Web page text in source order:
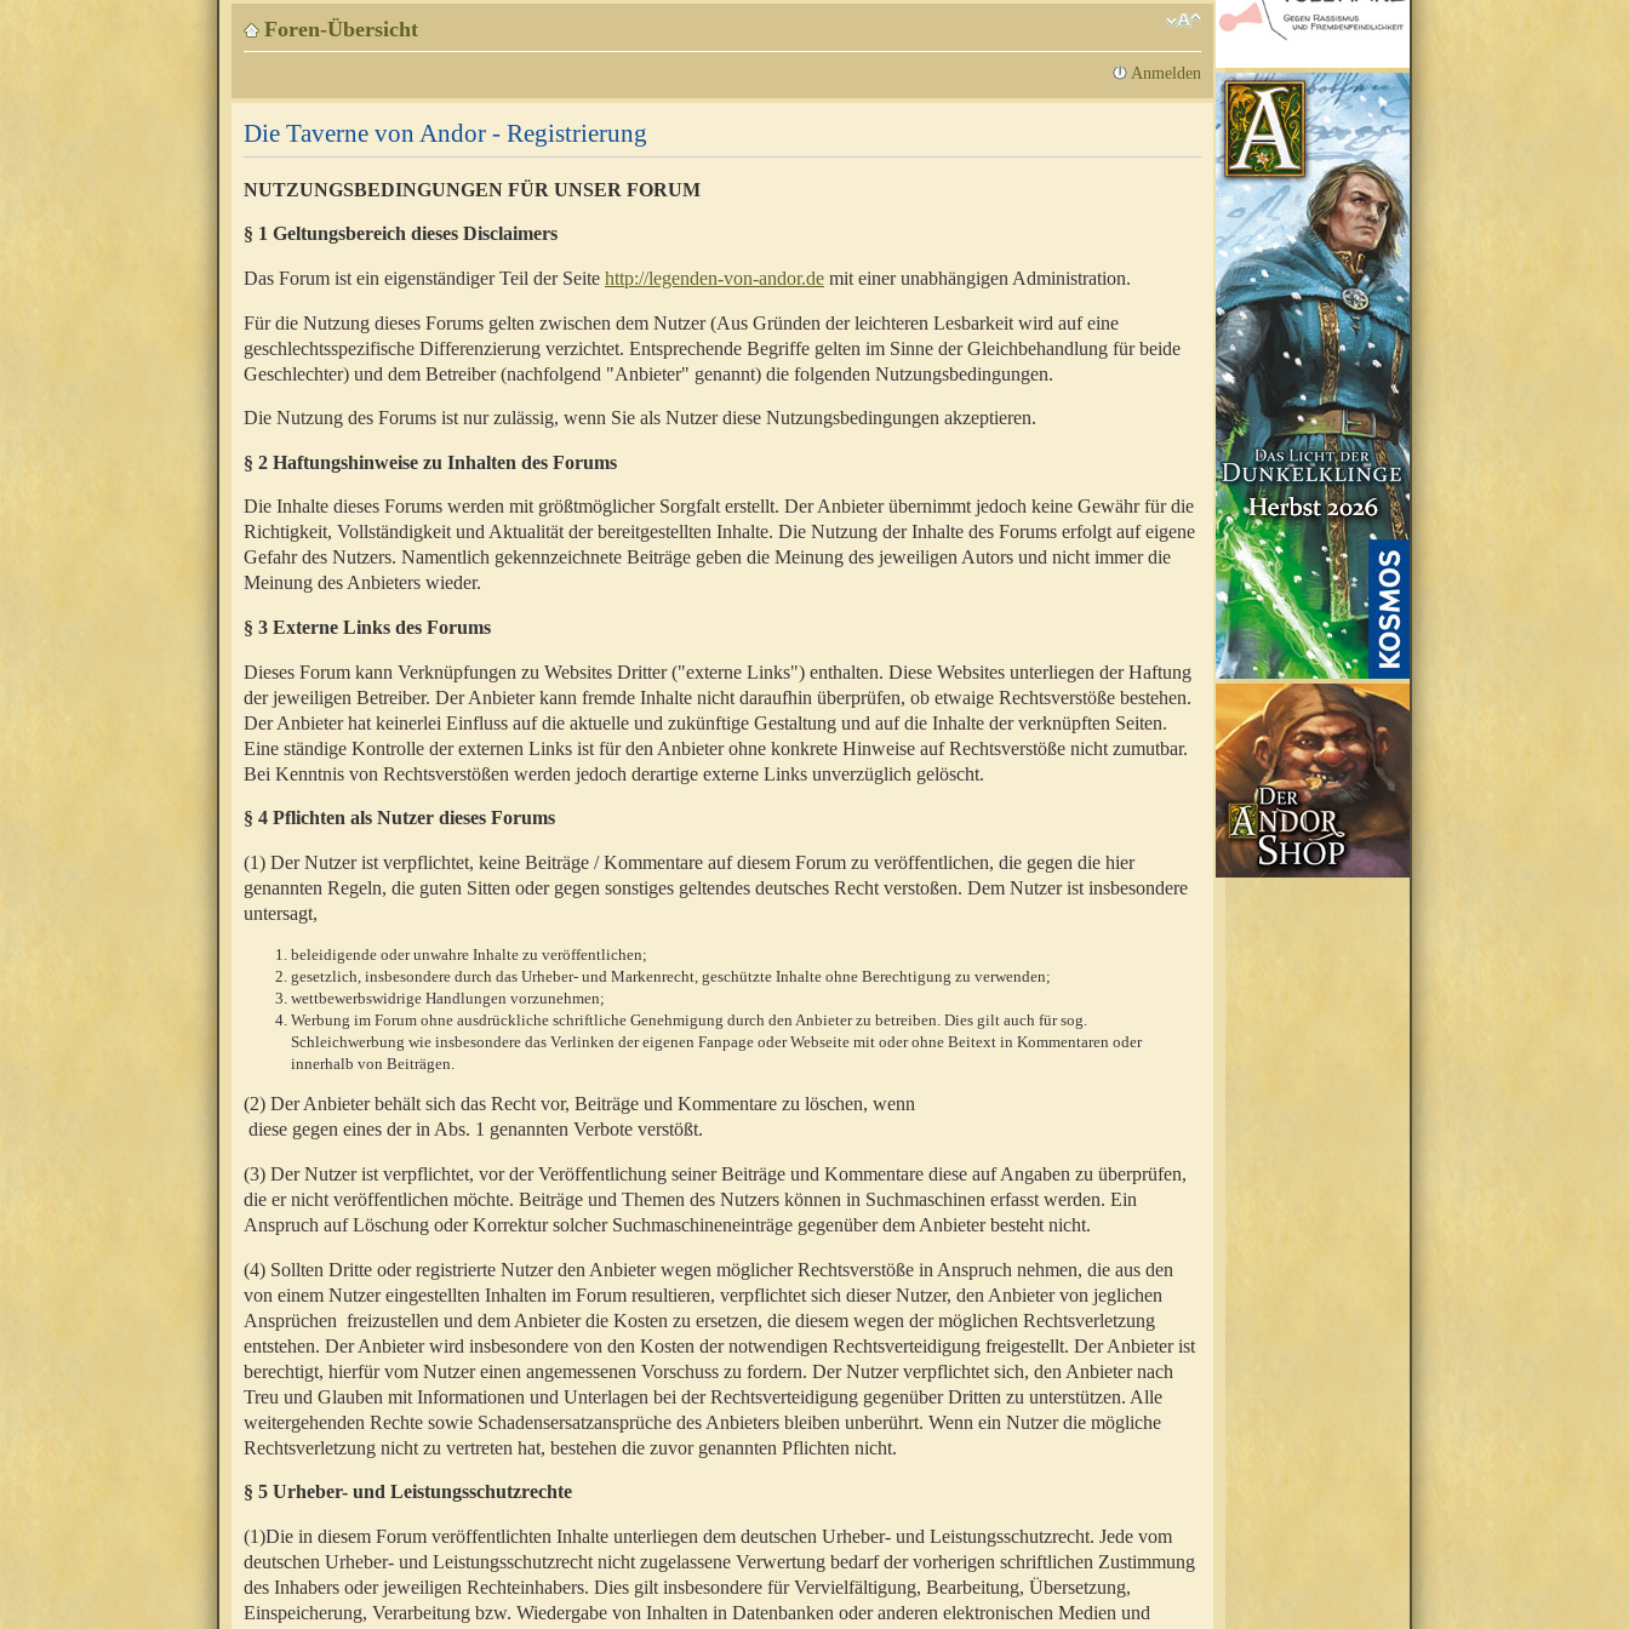
Foren-Übersicht
Anmelden
Die Taverne von Andor - Registrierung
NUTZUNGSBEDINGUNGEN FÜR UNSER FORUM
§ 1 Geltungsbereich dieses Disclaimers
Das Forum ist ein eigenständiger Teil der Seite http://legenden-von-andor.de mit einer unabhängigen Administration.
Für die Nutzung dieses Forums gelten zwischen dem Nutzer (Aus Gründen der leichteren Lesbarkeit wird auf eine
geschlechtsspezifische Differenzierung verzichtet. Entsprechende Begriffe gelten im Sinne der Gleichbehandlung für beide
Geschlechter) und dem Betreiber (nachfolgend "Anbieter" genannt) die folgenden Nutzungsbedingungen.
Die Nutzung des Forums ist nur zulässig, wenn Sie als Nutzer diese Nutzungsbedingungen akzeptieren.
§ 2 Haftungshinweise zu Inhalten des Forums
Die Inhalte dieses Forums werden mit größtmöglicher Sorgfalt erstellt. Der Anbieter übernimmt jedoch keine Gewähr für die
Richtigkeit, Vollständigkeit und Aktualität der bereitgestellten Inhalte. Die Nutzung der Inhalte des Forums erfolgt auf eigene
Gefahr des Nutzers. Namentlich gekennzeichnete Beiträge geben die Meinung des jeweiligen Autors und nicht immer die
Meinung des Anbieters wieder.
§ 3 Externe Links des Forums
Dieses Forum kann Verknüpfungen zu Websites Dritter ("externe Links") enthalten. Diese Websites unterliegen der Haftung
der jeweiligen Betreiber. Der Anbieter kann fremde Inhalte nicht daraufhin überprüfen, ob etwaige Rechtsverstöße bestehen.
Der Anbieter hat keinerlei Einfluss auf die aktuelle und zukünftige Gestaltung und auf die Inhalte der verknüpften Seiten.
Eine ständige Kontrolle der externen Links ist für den Anbieter ohne konkrete Hinweise auf Rechtsverstöße nicht zumutbar.
Bei Kenntnis von Rechtsverstößen werden jedoch derartige externe Links unverzüglich gelöscht.
§ 4 Pflichten als Nutzer dieses Forums
(1) Der Nutzer ist verpflichtet, keine Beiträge / Kommentare auf diesem Forum zu veröffentlichen, die gegen die hier
genannten Regeln, die guten Sitten oder gegen sonstiges geltendes deutsches Recht verstoßen. Dem Nutzer ist insbesondere
untersagt,
beleidigende oder unwahre Inhalte zu veröffentlichen;
gesetzlich, insbesondere durch das Urheber- und Markenrecht, geschützte Inhalte ohne Berechtigung zu verwenden;
wettbewerbswidrige Handlungen vorzunehmen;
Werbung im Forum ohne ausdrückliche schriftliche Genehmigung durch den Anbieter zu betreiben. Dies gilt auch für sog.
Schleichwerbung wie insbesondere das Verlinken der eigenen Fanpage oder Webseite mit oder ohne Beitext in Kommentaren oder
innerhalb von Beiträgen.
(2) Der Anbieter behält sich das Recht vor, Beiträge und Kommentare zu löschen, wenn
diese gegen eines der in Abs. 1 genannten Verbote verstößt.
(3) Der Nutzer ist verpflichtet, vor der Veröffentlichung seiner Beiträge und Kommentare diese auf Angaben zu überprüfen,
die er nicht veröffentlichen möchte. Beiträge und Themen des Nutzers können in Suchmaschinen erfasst werden. Ein
Anspruch auf Löschung oder Korrektur solcher Suchmaschineneinträge gegenüber dem Anbieter besteht nicht.
(4) Sollten Dritte oder registrierte Nutzer den Anbieter wegen möglicher Rechtsverstöße in Anspruch nehmen, die aus den
von einem Nutzer eingestellten Inhalten im Forum resultieren, verpflichtet sich dieser Nutzer, den Anbieter von jeglichen
Ansprüchen freizustellen und dem Anbieter die Kosten zu ersetzen, die diesem wegen der möglichen Rechtsverletzung
entstehen. Der Anbieter wird insbesondere von den Kosten der notwendigen Rechtsverteidigung freigestellt. Der Anbieter ist
berechtigt, hierfür vom Nutzer einen angemessenen Vorschuss zu fordern. Der Nutzer verpflichtet sich, den Anbieter nach
Treu und Glauben mit Informationen und Unterlagen bei der Rechtsverteidigung gegenüber Dritten zu unterstützen. Alle
weitergehenden Rechte sowie Schadensersatzansprüche des Anbieters bleiben unberührt. Wenn ein Nutzer die mögliche
Rechtsverletzung nicht zu vertreten hat, bestehen die zuvor genannten Pflichten nicht.
§ 5 Urheber- und Leistungsschutzrechte
(1)Die in diesem Forum veröffentlichten Inhalte unterliegen dem deutschen Urheber- und Leistungsschutzrecht. Jede vom
deutschen Urheber- und Leistungsschutzrecht nicht zugelassene Verwertung bedarf der vorherigen schriftlichen Zustimmung
des Inhabers oder jeweiligen Rechteinhabers. Dies gilt insbesondere für Vervielfältigung, Bearbeitung, Übersetzung,
Einspeicherung, Verarbeitung bzw. Wiedergabe von Inhalten in Datenbanken oder anderen elektronischen Medien und